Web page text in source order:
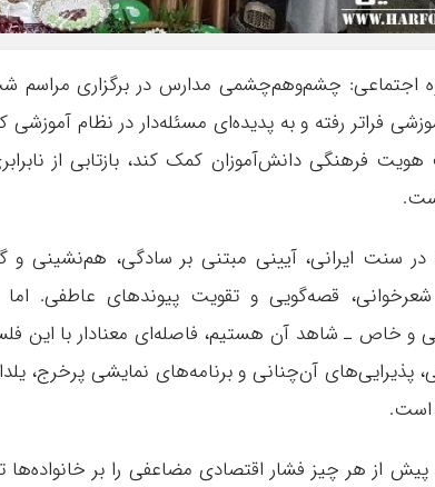
اجتماعی: چشم‌وهم‌چشمی مدارس در برگزاری مراسم
فراتر رفته و به پدیده‌ای مسئله‌دار در نظام
هویت فرهنگی دانش‌آموزان کمک کند، بازتابی از
سنت ایرانی، آیینی مبتنی بر سادگی، هم‌نشینی و
قصه‌گویی و تقویت پیوندهای عاطفی.
و خاص ـ شاهد آن هستیم، فاصله‌ای معنادار با این
پذیرایی‌های آن‌چنانی و برنامه‌های نمایشی پرخرج،
است.
پیش از هر چیز فشار اقتصادی مضاعفی را بر